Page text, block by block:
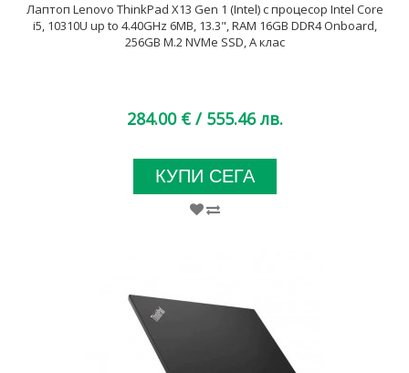
Лаптоп Lenovo ThinkPad X13 Gen 1 (Intel) с процесор Intel Core
i5, 10310U up to 4.40GHz 6MB, 13.3", RAM 16GB DDR4 Onboard,
256GB M.2 NVMe SSD, A клас
284.00 € / 555.46 лв.
КУПИ СЕГА